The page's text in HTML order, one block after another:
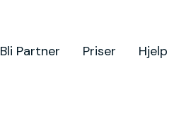
Bli Partner Priser Hjelp